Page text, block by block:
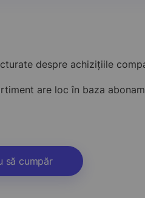
despre achizițiile
are loc în baza
să cumpăr